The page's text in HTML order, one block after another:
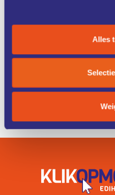
Alles
KENNIS &